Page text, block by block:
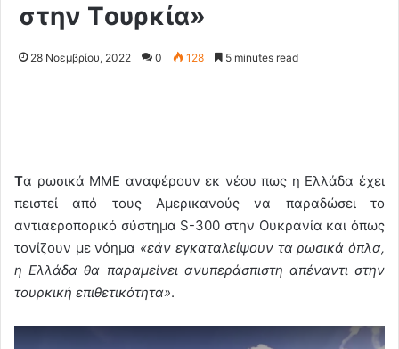
στην Tουρκία»
28 Νοεμβρίου, 2022 0 128 5 minutes read
Τα ρωσικά ΜΜΕ αναφέρουν εκ νέου πως η Ελλάδα έχει
πειστεί από τους Αμερικανούς να παραδώσει το
αντιαεροπορικό σύστημα S-300 στην Ουκρανία και όπως
τονίζουν με νόημα «εάν εγκαταλείψουν τα ρωσικά όπλα,
η Ελλάδα θα παραμείνει ανυπεράσπιστη απέναντι στην
τουρκική επιθετικότητα».